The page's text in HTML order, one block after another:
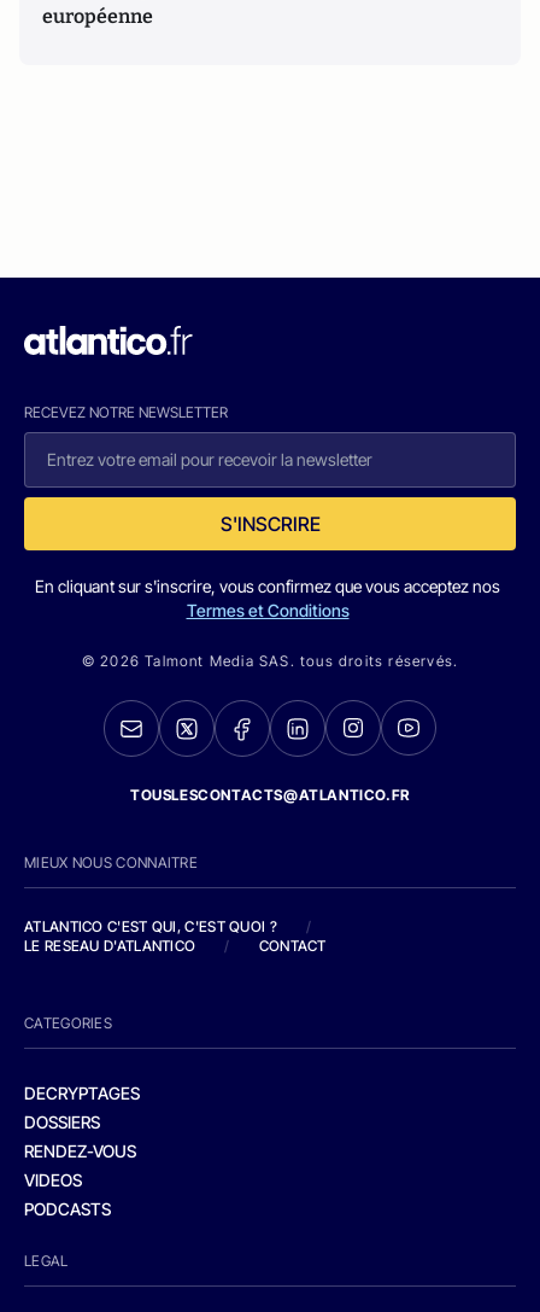
européenne
RECEVEZ NOTRE NEWSLETTER
S'INSCRIRE
En cliquant sur s'inscrire, vous confirmez que vous acceptez nos
Termes et Conditions
© 2026 Talmont Media SAS. tous droits réservés.
TOUSLESCONTACTS@ATLANTICO.FR
MIEUX NOUS CONNAITRE
ATLANTICO C'EST QUI, C'EST QUOI ?
/
LE RESEAU D'ATLANTICO
/ CONTACT
CATEGORIES
DECRYPTAGES
DOSSIERS
RENDEZ-VOUS
VIDEOS
PODCASTS
LEGAL